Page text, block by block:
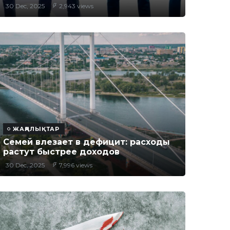
30 Dec, 2025 2,943 views
ЖАҢАЛЫҚТАР
Семей влезает в дефицит: расходы
растут быстрее доходов
30 Dec, 2025 7,996 views